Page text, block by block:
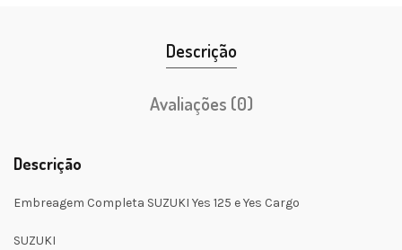
Descrição
Avaliações (0)
Descrição
Embreagem Completa SUZUKI Yes 125 e Yes Cargo
SUZUKI